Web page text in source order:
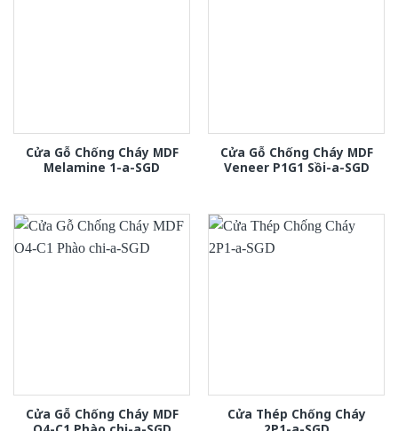
Cửa Gỗ Chống Cháy MDF
Melamine 1-a-SGD
Cửa Gỗ Chống Cháy MDF
Veneer P1G1 Sồi-a-SGD
Cửa Gỗ Chống Cháy MDF
Cửa Thép Chống Cháy